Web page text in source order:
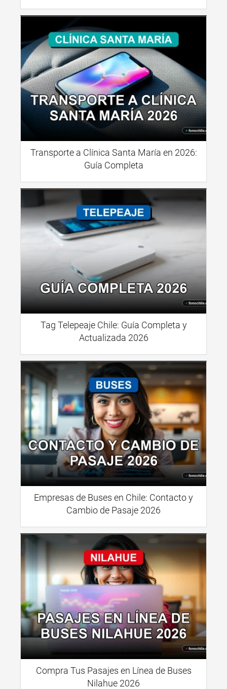
Transporte a Clínica Santa María en 2026:
Guía Completa
Tag Telepeaje Chile: Guía Completa y
Actualizada 2026
Empresas de Buses en Chile: Contacto y
Cambio de Pasaje 2026
Compra Tus Pasajes en Línea de Buses
Nilahue 2026